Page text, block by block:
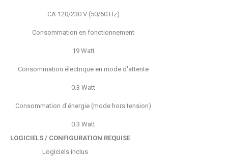
CA 120/230 V (50/60 Hz)
Consommation en fonctionnement
19 Watt
Consommation électrique en mode d'attente
0.3 Watt
Consommation d'énergie (mode hors tension)
0.3 Watt
LOGICIELS / CONFIGURATION REQUISE
Logiciels inclus